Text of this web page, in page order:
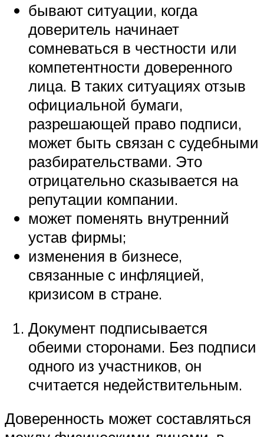
бывают ситуации, когда
доверитель начинает
сомневаться в честности или
компетентности доверенного
лица. В таких ситуациях отзыв
официальной бумаги,
разрешающей право подписи,
может быть связан с судебными
разбирательствами. Это
отрицательно сказывается на
репутации компании.
может поменять внутренний
устав фирмы;
изменения в бизнесе,
связанные с инфляцией,
кризисом в стране.
Документ подписывается
обеими сторонами. Без подписи
одного из участников, он
считается недействительным.
Доверенность может составляться